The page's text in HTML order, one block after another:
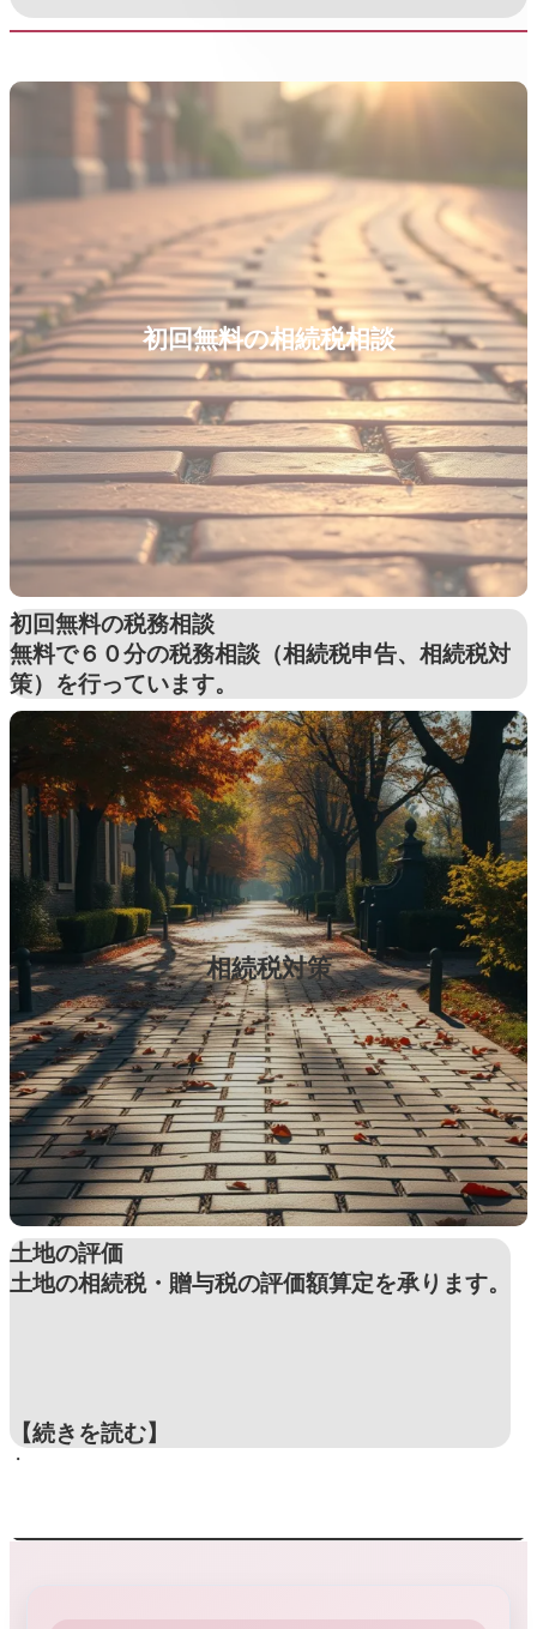
初回無料の相続税相談
初回無料の税務相談
無料で６０分の税務相談（相続税申告、相続税対
策）を行っています。
相続税対策
土地の評価
土地の相続税・贈与税の評価額算定を承ります。
【続きを読む】
・